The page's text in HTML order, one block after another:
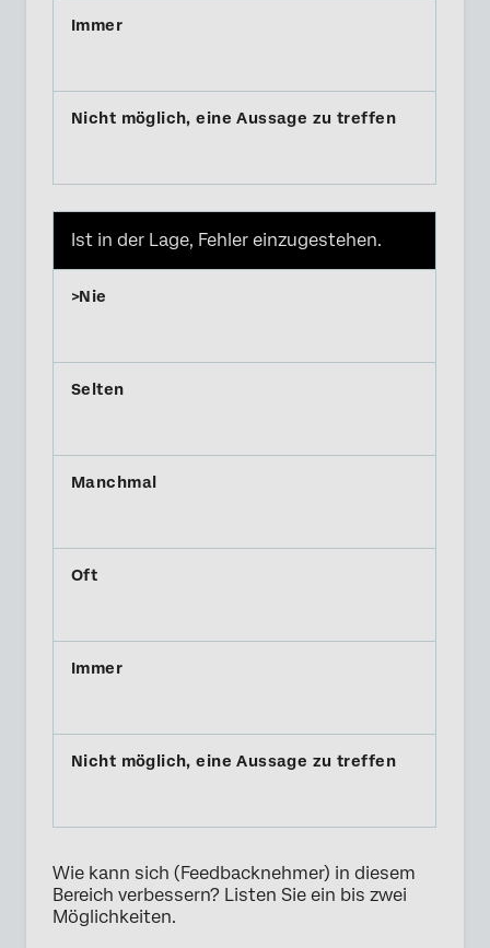
Ist in der Lage, Fehler einzugestehen.
Wie kann sich (Feedbacknehmer) in diesem
Bereich verbessern? Listen Sie ein bis zwei
Möglichkeiten.